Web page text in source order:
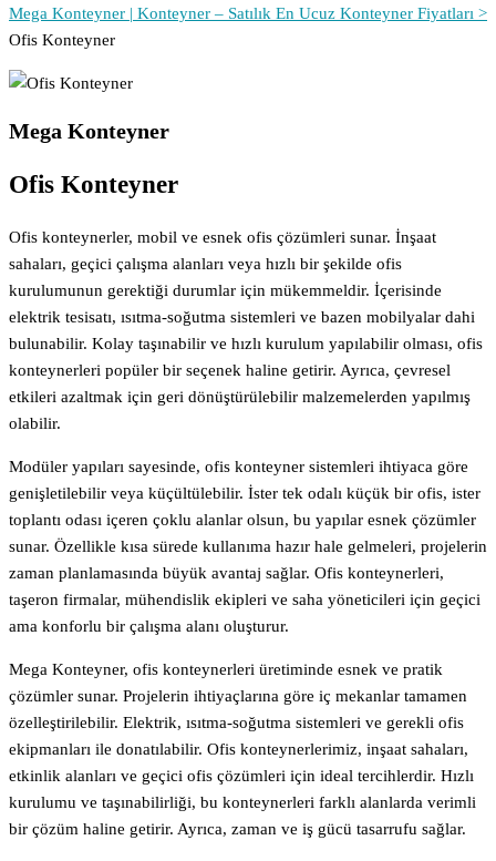
Mega Konteyner | Konteyner – Satılık En Ucuz Konteyner Fiyatları >
Ofis Konteyner
Mega Konteyner
Ofis Konteyner
Ofis konteynerler, mobil ve esnek ofis çözümleri sunar. İnşaat
sahaları, geçici çalışma alanları veya hızlı bir şekilde ofis
kurulumunun gerektiği durumlar için mükemmeldir. İçerisinde
elektrik tesisatı, ısıtma-soğutma sistemleri ve bazen mobilyalar dahi
bulunabilir. Kolay taşınabilir ve hızlı kurulum yapılabilir olması, ofis
konteynerleri popüler bir seçenek haline getirir. Ayrıca, çevresel
etkileri azaltmak için geri dönüştürülebilir malzemelerden yapılmış
olabilir.
Modüler yapıları sayesinde, ofis konteyner sistemleri ihtiyaca göre
genişletilebilir veya küçültülebilir. İster tek odalı küçük bir ofis, ister
toplantı odası içeren çoklu alanlar olsun, bu yapılar esnek çözümler
sunar. Özellikle kısa sürede kullanıma hazır hale gelmeleri, projelerin
zaman planlamasında büyük avantaj sağlar. Ofis konteynerleri,
taşeron firmalar, mühendislik ekipleri ve saha yöneticileri için geçici
ama konforlu bir çalışma alanı oluşturur.
Mega Konteyner, ofis konteynerleri üretiminde esnek ve pratik
çözümler sunar. Projelerin ihtiyaçlarına göre iç mekanlar tamamen
özelleştirilebilir. Elektrik, ısıtma-soğutma sistemleri ve gerekli ofis
ekipmanları ile donatılabilir. Ofis konteynerlerimiz, inşaat sahaları,
etkinlik alanları ve geçici ofis çözümleri için ideal tercihlerdir. Hızlı
kurulumu ve taşınabilirliği, bu konteynerleri farklı alanlarda verimli
bir çözüm haline getirir. Ayrıca, zaman ve iş gücü tasarrufu sağlar.